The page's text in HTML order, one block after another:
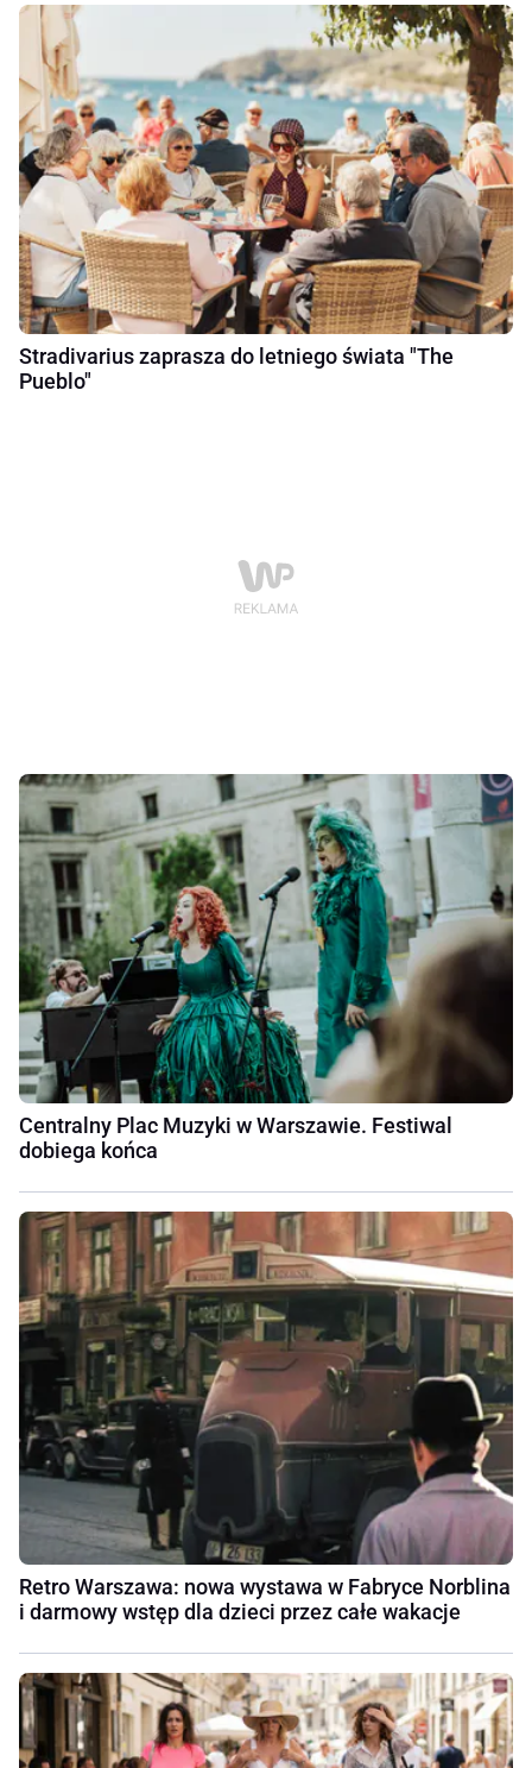
Stradivarius zaprasza do letniego świata "The
Pueblo"
Centralny Plac Muzyki w Warszawie. Festiwal
dobiega końca
Retro Warszawa: nowa wystawa w Fabryce Norblina
i darmowy wstęp dla dzieci przez całe wakacje